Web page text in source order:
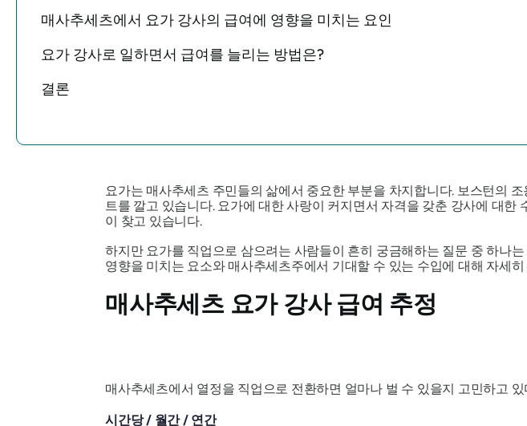
매사추세츠에서 요가 강사의 급여에 영향을 미치는 요인
요가 강사로 일하면서 급여를 늘리는 방법은?
결론
요가는 매사추세츠 주민들의 삶에서 중요한 부분을 차지합니다. 보스턴의
트를 깔고 있습니다. 요가에 대한 사랑이 커지면서 자격을 갖춘 강사에 대
이 찾고 있습니다.
하지만 요가를 직업으로 삼으려는 사람들이 흔히 궁금해하는 질문 중 하나는
영향을 미치는 요소와 매사추세츠주에서 기대할 수 있는 수입에 대해 자세
매사추세츠 요가 강사 급여 추정
매사추세츠에서 열정을 직업으로 전환하면 얼마나 벌 수 있을지 고민하고
시간당 / 월간 / 연간